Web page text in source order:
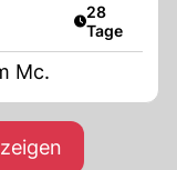
Artikel
28
Tage
Mc.